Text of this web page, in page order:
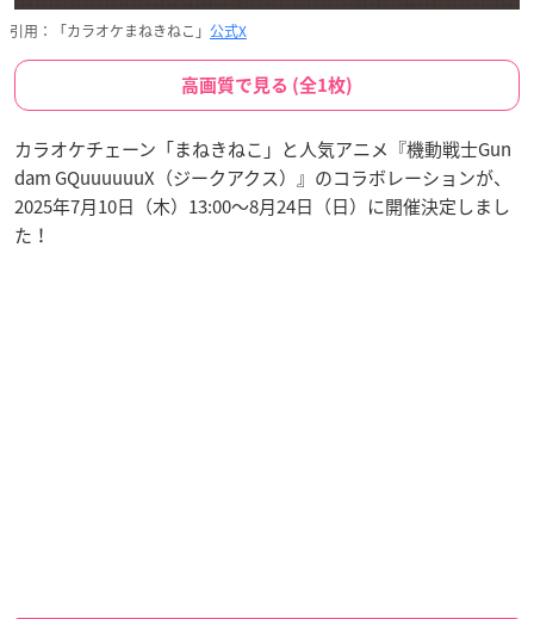
引用：「カラオケまねきねこ」 公式X
高画質で見る (全1枚)
カラオケチェーン「まねきねこ」と人気アニメ『機動戦士Gun
dam GQuuuuuuX（ジークアクス）』のコラボレーションが、
2025年7月10日（木）13:00〜8月24日（日）に開催決定しまし
た！